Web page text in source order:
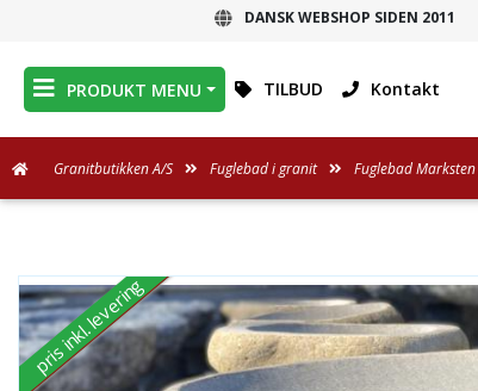
pris inkl. levering
DANSK WEBSHOP
DANSK WEBSHOP SIDEN 2011
PRODUKT MENU TILBUD Kontakt
Granitbutikken A/S Fuglebad i granit Fuglebad